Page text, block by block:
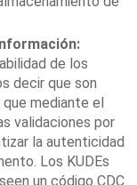
de los
decir que son
mediante el
validaciones por
la autenticidad
Los KUDEs
un código CDC